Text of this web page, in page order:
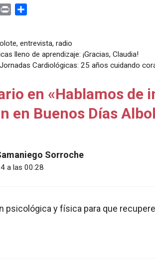
n
t
p
a
r
i
,entrevista,radio
lleno de aprendizaje: ¡Gracias, Claudia!
Cardiológicas: 25 años cuidando
en «Hablamos de
en Buenos Días
Sorroche
a las 00:28
psicológica y física para que